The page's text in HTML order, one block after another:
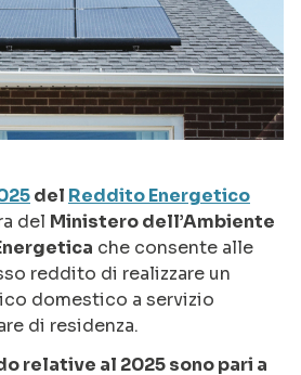
del Reddito Energetico
del Ministero dell’Ambiente
che consente alle
reddito di realizzare un
domestico a servizio
di residenza.
relative al 2025 sono pari a